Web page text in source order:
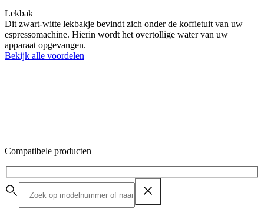
Lekbak
Dit zwart-witte lekbakje bevindt zich onder de koffietuit van uw
espressomachine. Hierin wordt het overtollige water van uw
apparaat opgevangen.
Bekijk alle voordelen
Compatibele producten